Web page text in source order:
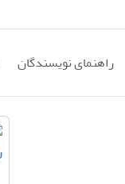
راهنمای نویسندگان